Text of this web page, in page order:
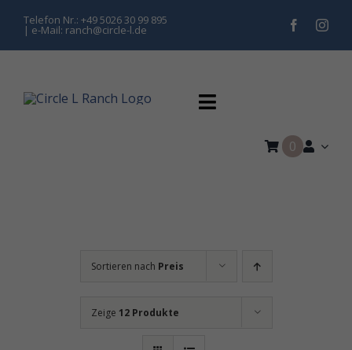
Inhalt
springen
Telefon Nr.: +49 5026 30 99 895
| e-Mail: ranch@circle-l.de
Toggle
Navigation
0
Sortieren nach Preis
Zeige 12 Produkte